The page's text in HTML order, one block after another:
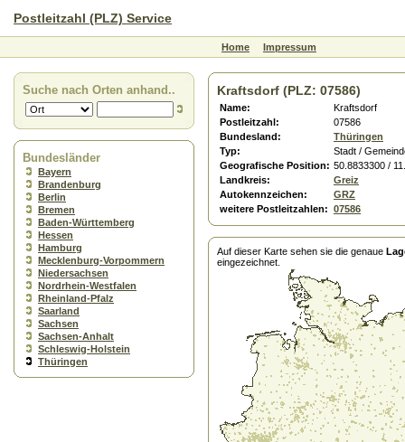
Postleitzahl (PLZ) Service
Home Impressum
Suche nach Orten anhand..
Bundesländer
Bayern
Brandenburg
Berlin
Bremen
Baden-Württemberg
Hessen
Hamburg
Mecklenburg-Vorpommern
Niedersachsen
Nordrhein-Westfalen
Rheinland-Pfalz
Saarland
Sachsen
Sachsen-Anhalt
Schleswig-Holstein
Thüringen
Kraftsdorf (PLZ: 07586)
Name:
Kraftsdorf
Postleitzahl:
07586
Bundesland:
Thüringen
Typ:
Stadt /
Geografische Position: 50.8833300 /
Landkreis:
Greiz
Autokennzeichen:
GRZ
weitere Postleitzahlen: 07586
Auf dieser Karte sehen sie die genaue
eingezeichnet.